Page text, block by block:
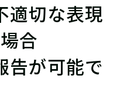
適切な表現
合
告が可能で